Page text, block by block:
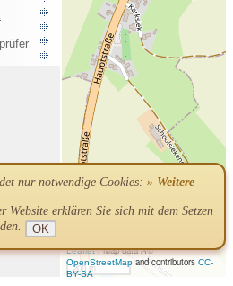
nur notwendige Cookies: » Weitere
Website erklären Sie sich mit dem Setzen
OK